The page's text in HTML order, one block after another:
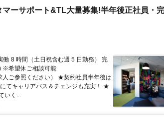
ーサポート&TL大量募集!半年後正社員・
8 時間（土日祝含む週 5 日勤務） 完
※希望休ご相談可能
ご参照ください） ★契約社員半年後は
てキャリアパス＆チェンジも充実！ ★
いく...